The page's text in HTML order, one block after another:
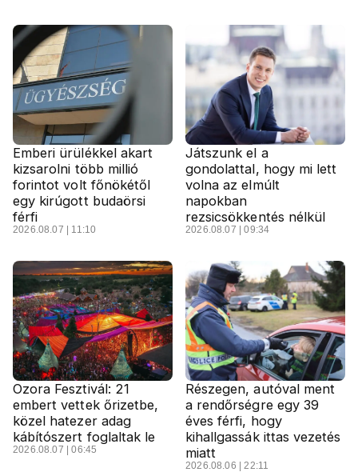
Emberi ürülékkel akart
kizsarolni több millió
forintot volt főnökétől
egy kirúgott budaörsi
férfi
2026.08.07 | 11:10
Játszunk el a
gondolattal, hogy mi lett
volna az elmúlt
napokban
rezsicsökkentés nélkül
2026.08.07 | 09:34
Ozora Fesztivál: 21
embert vettek őrizetbe,
közel hatezer adag
kábítószert foglaltak le
2026.08.07 | 06:45
Részegen, autóval ment
a rendőrségre egy 39
éves férfi, hogy
kihallgassák ittas vezetés
miatt
2026.08.06 | 22:11